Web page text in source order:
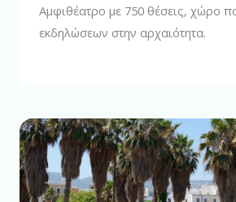
Αμφιθέατρο με 750 θέσεις, χώρο
εκδηλώσεων στην αρχαιότητα.